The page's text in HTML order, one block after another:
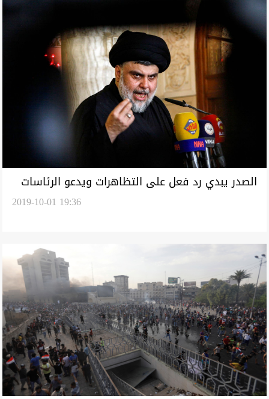
الصدر يبدي رد فعل على التظاهرات ويدعو الرئاسات
2019-10-01 19:36